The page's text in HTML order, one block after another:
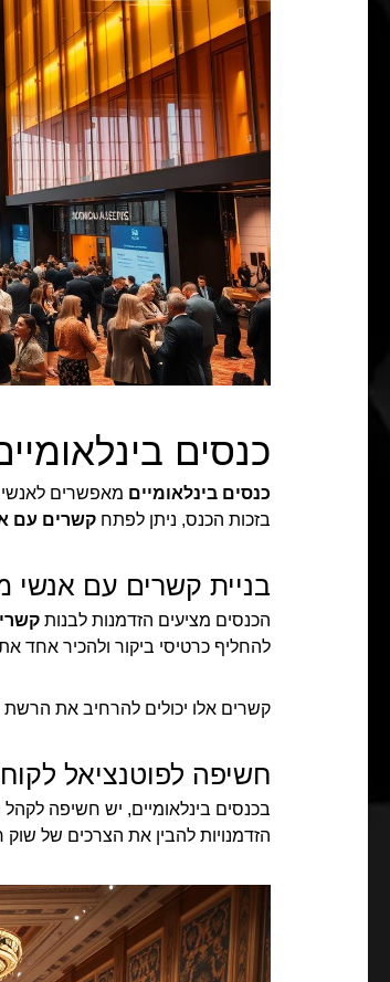
כנסים
כנסים בינלאומיים מאפשרים לאנשי
בזכות הכנס, ניתן לפתח קשרים עם
בניית קשרים עם אנשי
הכנסים מציעים הזדמנות לבנות
להחליף כרטיסי ביקור ולהכיר אחד
קשרים אלו יכולים להרחיב את הרשת
חשיפה לפוטנציאל
בכנסים בינלאומיים, יש חשיפה
הזדמנויות להבין את הצרכים של